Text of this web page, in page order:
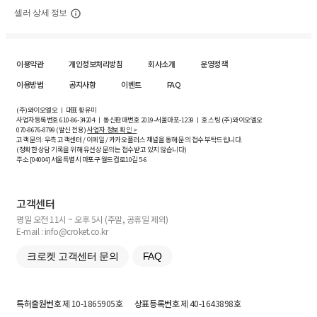
셀러 상세 정보
이용약관 개인정보처리방침 회사소개
운영정책
이용방법
공지사항 이벤트 FAQ
(주)와이오엘오 ㅣ 대표 황유미
사업자등록번호610-86-34204ㅣ 통신판매번호 2019-서울마포-1239 ㅣ 호스팅 (주)와이오엘오
070-8676-8799 (발신 전용)사업자 정보 확인 >
고객 문의: 우측 고객센터 / 이메일 / 카카오플러스 채널을 통해 문의 접수 부탁드립니다.
(정확한 상담 기록을 위해 유선상 문의는 접수받고 있지 않습니다)
주소 [04004] 서울특별시 마포구 월드컵로10길5-6
고객센터
평일 오전 11시 ~ 오후 5시 (주말, 공휴일 제외)
E-mail : info@croket.co.kr
크로켓 고객센터 문의 FAQ
특허출원번호제 10-1865905호 상표등록번호제 40-1643898호